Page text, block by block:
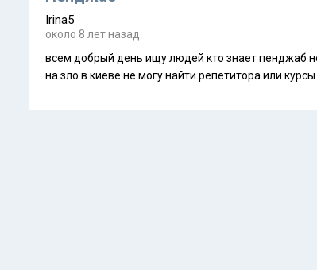
Irina5
около 8 лет назад
всем добрый день ищу людей кто знает пенджаб не как не могу выучить а зимой еду в индию чандигар в голове каша и не знаю с чего начать и как